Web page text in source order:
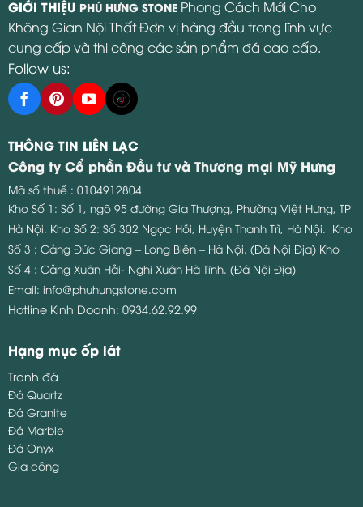
GIỚI THIỆU PHÚ HƯNG STONE Phong Cách Mới Cho
Không Gian Nội Thất Đơn vị hàng đầu trong lĩnh vực
cung cấp và thi công các sản phẩm đá cao cấp.
Follow us:
THÔNG TIN LIÊN LẠC
Công ty Cổ phần Đầu tư và Thương mại Mỹ Hưng
Mã số thuế : 0104912804
Kho Số 1: Số 1, ngõ 95 đường Gia Thượng, Phường Việt Hưng, TP
Hà Nội. Kho Số 2: Số 302 Ngọc Hồi, Huyện Thanh Trì, Hà Nội. Kho
Số 3 : Cảng Đức Giang – Long Biên – Hà Nội. (Đá Nội Địa) Kho
Số 4 : Cảng Xuân Hải- Nghi Xuân Hà Tĩnh. (Đá Nội Địa)
Email: info@phuhungstone.com
Hotline Kinh Doanh: 0934.62.92.99
Hạng mục ốp lát
Tranh đá
Đá Quartz
Đá Granite
Đá Marble
Đá Onyx
Gia công